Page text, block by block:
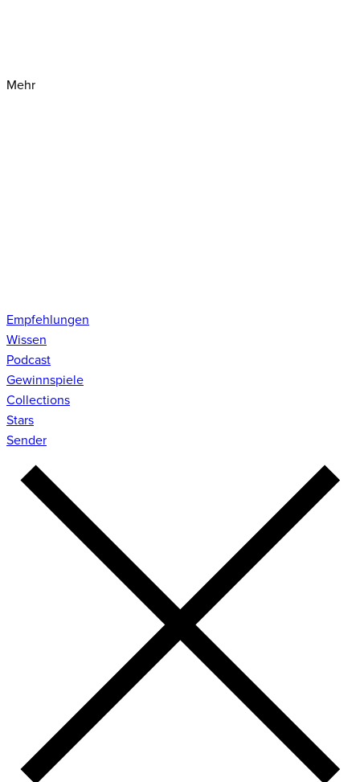
Mehr
Empfehlungen
Wissen
Podcast
Gewinnspiele
Collections
Stars
Sender